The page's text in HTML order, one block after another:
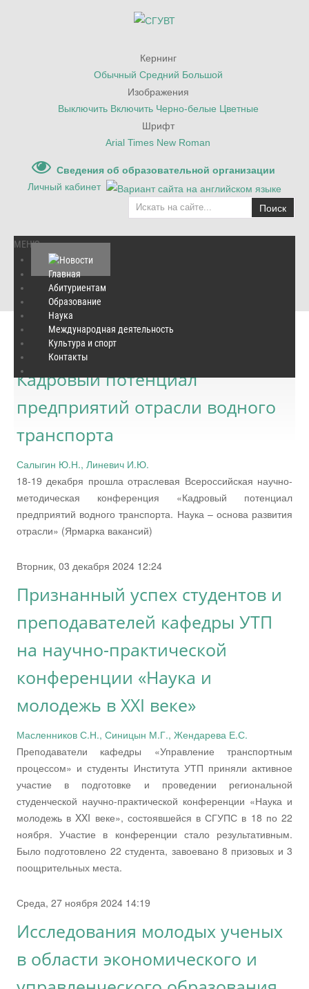
Кернинг
Обычный Средний Большой
Изображения
Выключить Включить Черно-белые Цветные
Шрифт
Arial Times New Roman
Сведения об образовательной организации
Личный кабинет
Поиск
МЕНЮ
Главная
Абитуриентам
Образование
Наука
Международная деятельность
Культура и спорт
Контакты
Главная
Среда, 25 декабря 2024 15:39
Кадровый потенциал
предприятий отрасли водного
транспорта
Салыгин Ю.Н., Линевич И.Ю.
18-19 декабря прошла отраслевая Всероссийская научно-
методическая конференция «Кадровый потенциал
предприятий водного транспорта. Наука – основа развития
отрасли» (Ярмарка вакансий)
Вторник, 03 декабря 2024 12:24
Признанный успех студентов и
преподавателей кафедры УТП
на научно-практической
конференции «Наука и
молодежь в XXI веке»
Масленников С.Н., Синицын М.Г., Жендарева Е.С.
Преподаватели кафедры «Управление транспортным
процессом» и студенты Института УТП приняли активное
участие в подготовке и проведении региональной
студенческой научно-практической конференции «Наука и
молодежь в XXI веке», состоявшейся в СГУПС в 18 по 22
ноября. Участие в конференции стало результативным.
Было подготовлено 22 студента, завоевано 8 призовых и 3
поощрительных места.
Среда, 27 ноября 2024 14:19
Исследования молодых ученых
в области экономического и